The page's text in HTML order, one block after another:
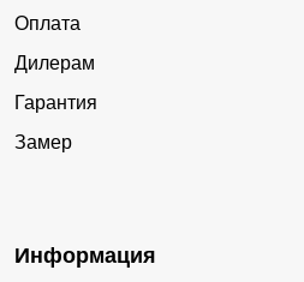
Оплата
Дилерам
Гарантия
Замер
Информация